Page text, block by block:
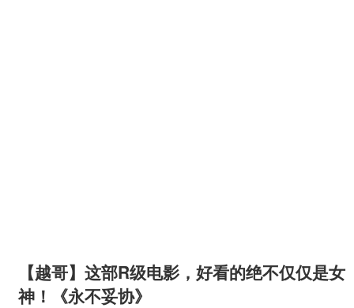
【越哥】这部R级电影，好看的绝不仅仅是女
神！《永不妥协》